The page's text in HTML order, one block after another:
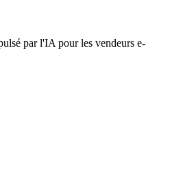
par l'IA pour les vendeurs e-